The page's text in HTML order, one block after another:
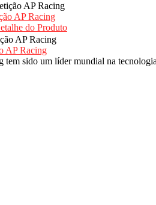
AP Racing
do Produto
AP Racing
tem sido um líder mundial na